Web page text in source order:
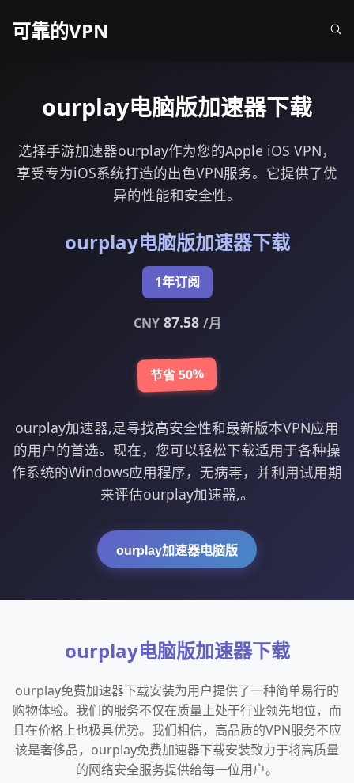
可靠的VPN
ourplay电脑版加速器下载
选择手游加速器ourplay作为您的Apple iOS VPN，
享受专为iOS系统打造的出色VPN服务。它提供了优
异的性能和安全性。
ourplay电脑版加速器下载
1年订阅
CNY87.58 /月
节省 50%
ourplay加速器,是寻找高安全性和最新版本VPN应用
的用户的首选。现在，您可以轻松下载适用于各种操
作系统的Windows应用程序，无病毒，并利用试用期
来评估ourplay加速器,。
ourplay加速器电脑版
ourplay电脑版加速器下载
ourplay免费加速器下载安装为用户提供了一种简单易行的
购物体验。我们的服务不仅在质量上处于行业领先地位，而
且在价格上也极具优势。我们相信，高品质的VPN服务不应
该是奢侈品，ourplay免费加速器下载安装致力于将高质量
的网络安全服务提供给每一位用户。